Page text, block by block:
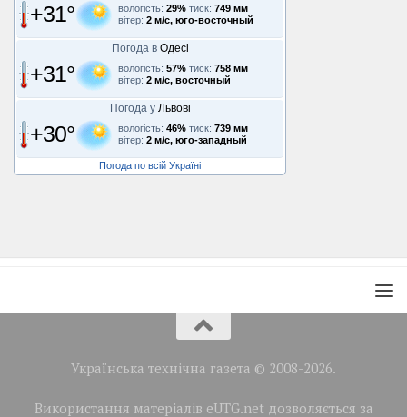
+31° вологість: 29% тиск: 749 мм
вітер: 2 м/с, юго-восточный
Погода в Одесі
+31° вологість: 57% тиск: 758 мм
вітер: 2 м/с, восточный
Погода у Львові
+30° вологість: 46% тиск: 739 мм
вітер: 2 м/с, юго-западный
Погода по всій Україні
Українська технічна газета © 2008-2026.
Використання матеріалів eUTG.net дозволяється за